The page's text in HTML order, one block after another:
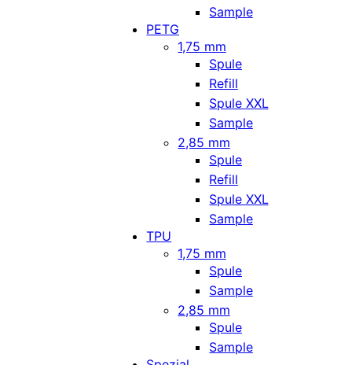
Sample
PETG
1,75 mm
Spule
Refill
Spule XXL
Sample
2,85 mm
Spule
Refill
Spule XXL
Sample
TPU
1,75 mm
Spule
Sample
2,85 mm
Spule
Sample